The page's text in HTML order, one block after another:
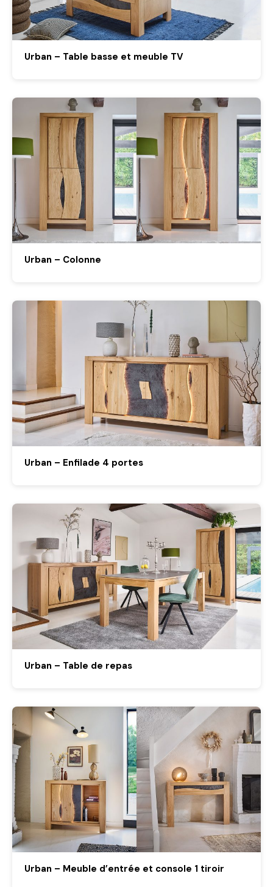
Urban – Table basse et meuble TV
Urban – Colonne
Urban – Enfilade 4 portes
Urban – Table de repas
Urban – Meuble d’entrée et console 1 tiroir